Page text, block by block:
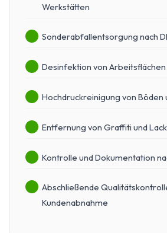
Werkstätten
Sonderabfallentsorgung nach
Desinfektion von
Hochdruckreinigung von Böden
Entfernung von Graffiti und
Kontrolle und Dokumentation
Abschließende
Kundenabnahme